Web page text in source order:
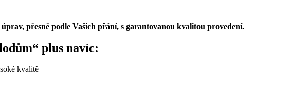
přesně podle Vašich přání, s garantovanou kvalitou provedení.
plus navíc:
kvalitě